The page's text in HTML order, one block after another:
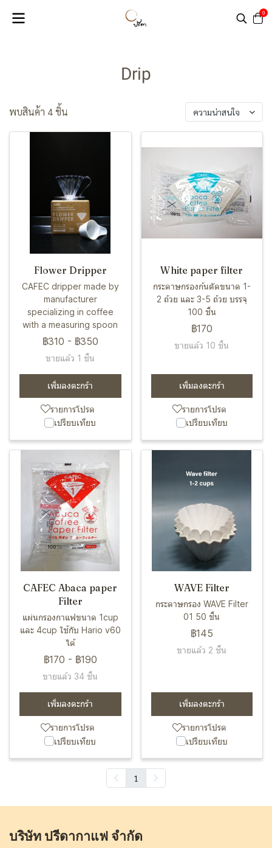
0
Drip
พบสินค้า 4 ชิ้น ความน่าสนใจ
Flower Dripper
CAFEC dripper made by
manufacturer
specializing in coffee
with a measuring spoon
฿310 - ฿350
ขายแล้ว 1 ชิ้น
เพิ่มลงตะกร้า
รายการโปรด
เปรียบเทียบ
White paper filter
กระดาษกรองก้นตัดขนาด 1-
2 ถ้วย และ 3-5 ถ้วย บรรจุ
100 ชิ้น
฿170
ขายแล้ว 10 ชิ้น
เพิ่มลงตะกร้า
รายการโปรด
เปรียบเทียบ
CAFEC Abaca paper
Filter
แผ่นกรองกาแฟขนาด 1cup
และ 4cup ใช้กับ Hario v60
ได้
฿170 - ฿190
ขายแล้ว 34 ชิ้น
เพิ่มลงตะกร้า
รายการโปรด
เปรียบเทียบ
WAVE Filter
กระดาษกรอง WAVE Filter
01 50 ชิ้น
฿145
ขายแล้ว 2 ชิ้น
เพิ่มลงตะกร้า
รายการโปรด
เปรียบเทียบ
1
บริษัท ปรีดากาแฟ จำกัด